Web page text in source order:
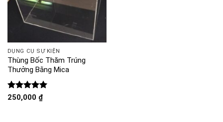
DỤNG CỤ SỰ KIỆN
Thùng Bốc Thăm Trúng
Thưởng Bằng Mica
Được xếp
250,000 ₫